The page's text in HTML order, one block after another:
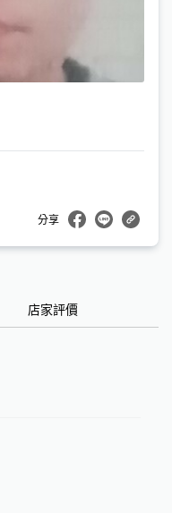
分享
店家評價